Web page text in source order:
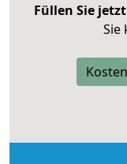
Füllen Sie
Sie